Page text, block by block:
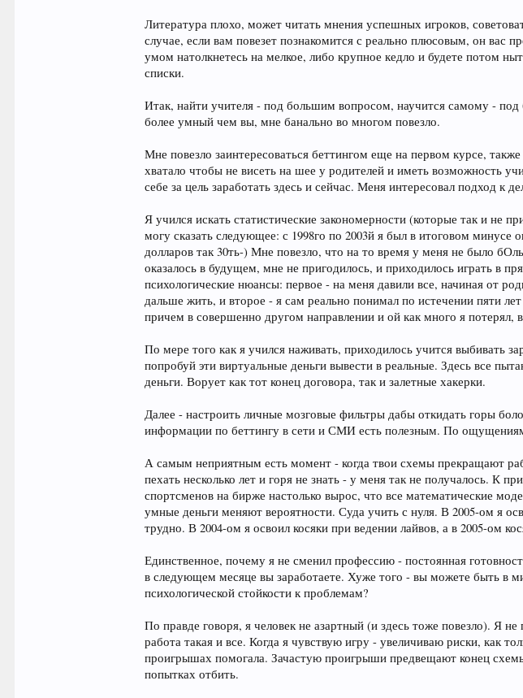
Литература плохо, может читать мнения успешных игроков,
случае, если вам повезет познакомится с реально плюсовым, он вас
умом натолкнетесь на мелкое, либо крупное кедло и будете потом
списки.
Итак, найти учителя - под большим вопросом, научится самому -
более умный чем вы, мне банально во многом повезло.
Мне повезло заинтересоваться беттингом еще на первом курсе,
хватало чтобы не висеть на шее у родителей и иметь возможность
себе за цель заработать здесь и сейчас. Меня интересовал подход к
Я учился искать статистические закономерности (которые так и не
могу сказать следующее: с 1998го по 2003й я был в итоговом
долларов так 30ть-) Мне повезло, что на то время у меня не было
оказалось в будущем, мне не пригодилось, и приходилось играть в
психологические нюансы: первое - на меня давили все, начиная от
дальше жить, и второе - я сам реально понимал по истечении пяти
причем в совершенно другом направлении и ой как много я потерял,
По мере того как я учился наживать, приходилось учится выбивать
попробуй эти виртуальные деньги вывести в реальные. Здесь все
деньги. Ворует как тот конец договора, так и залетные хакерки.
Далее - настроить личные мозговые фильтры дабы откидать горы
информации по беттингу в сети и СМИ есть полезным. По
А самым неприятным есть момент - когда твои схемы прекращают
пехать несколько лет и горя не знать - у меня так не получалось. К
спортсменов на бирже настолько вырос, что все математические
умные деньги меняют вероятности. Суда учить с нуля. В 2005-ом я
трудно. В 2004-ом я освоил косяки при ведении лайвов, а в 2005-ом
Единственное, почему я не сменил профессию - постоянная
в следующем месяце вы заработаете. Хуже того - вы можете быть в
психологической стойкости к проблемам?
По правде говоря, я человек не азартный (и здесь тоже повезло). Я
работа такая и все. Когда я чувствую игру - увеличиваю риски, как
проигрышах помогала. Зачастую проигрыши предвещают конец
попытках отбить.